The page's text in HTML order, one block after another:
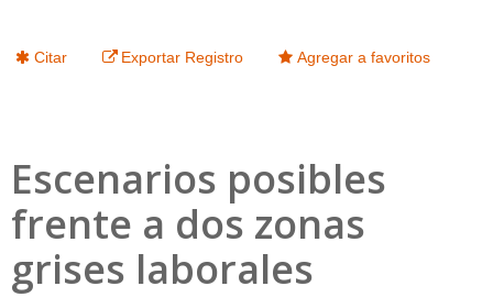
Citar Exportar Registro Agregar a favoritos
Escenarios posibles
frente a dos zonas
grises laborales